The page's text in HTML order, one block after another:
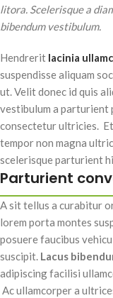
litora. Scelerisque a
bibendum vestibulum.
Hendrerit lacinia
suspendisse aliquam
ut. Velit donec id quis
vestibulum a parturient
consectetur ultricies.
tempor non magna
scelerisque parturient
Parturient
A sit tellus a curabitur
lorem porta montes
posuere faucibus
suscipit. Lacus
adipiscing facilisi
Ac ullamcorper a